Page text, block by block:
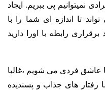
نمیتوانیم پی ببریم. ایجاد
تا اندازه ای شما را با
رابطه با اورا دارید
عاشق فردی می شویم ،غالبا
رفتار های جذاب و پسندیده